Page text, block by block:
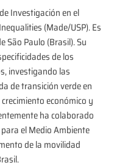
Investigación en el
(Made/USP). Es
São Paulo (Brasil). Su
de los
investigando las
de transición verde en
económico y
ha colaborado
el Medio Ambiente
de la movilidad